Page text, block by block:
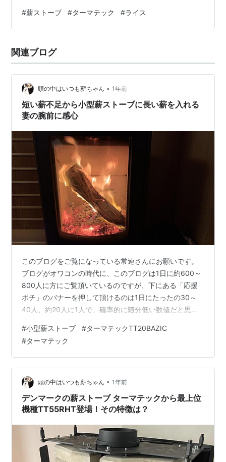
のは無理があると思うので、せめて常連さんだけでも
「応援ポチ」のクリックを1日1回して頂ければと思いま
に繋がります。 ⇩⇩⇩⇩⇩ はじまり、はじまり ⇩⇩⇩⇩⇩
昨年の原木の集まりが悪かった影響で、今シーズンはメ
#薪ストーブ #ターマテック #ライス
関連ブログ
頭の中はいつも薪ちゃん • 1年前
短い薪不足から小型薪ストーブに長い薪を入れる
妻の腕前に感心
このブログをご覧になっている常連さんにお願いです。
ブログがオワコンの時代に、このブログは1日に約600～
800人に方にご覧頂いているのですが、下にある「応援
ポチ」のバナーを押して頂けるのは1日にたったの30～
40人、約20人に1人で、確率的に随分低い数値だと思い
のは無理があると思うので、せめて常連さんだけでも
「応援ポチ」のクリックを1日1回して頂ければと思いま
す。 この1日1回の「応援ポチ」がブログを継続する意思
に繋がります。 ⇩⇩⇩⇩⇩ はじまり、はじまり ⇩⇩⇩⇩⇩
小型薪ストーブ用の短い薪が底をついてきた。 長い薪
（40cmのレギュラ…
#小型薪ストーブ #ターマテックTT20BAZIC
#ターマテック
頭の中はいつも薪ちゃん • 1年前
デンマークの薪ストーブ ターマテックから最上位
機種TT55RHT登場！その特徴は？